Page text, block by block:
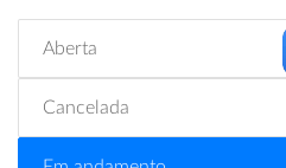
Aberta
Cancelada